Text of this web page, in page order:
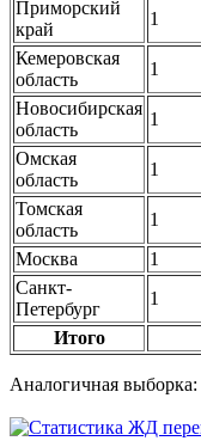
Приморский
край
1
Кемеровская
область
1
Новосибирская
область
1
Омская
область
1
Томская
область
1
Москва
1
Санкт-
Петербург
1
Итого
Аналогичная выборка: